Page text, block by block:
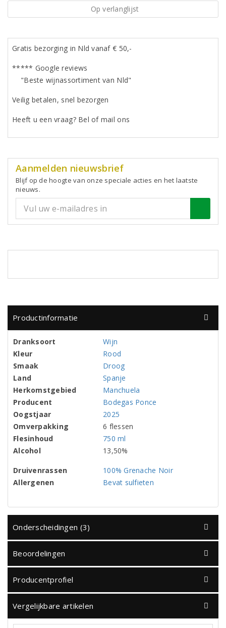
Op verlanglijst
Gratis bezorging in Nld vanaf € 50,-
***** Google reviews
"Beste wijnassortiment van Nld"
Veilig betalen, snel bezorgen
Heeft u een vraag? Bel of mail ons
Aanmelden nieuwsbrief
Blijf op de hoogte van onze speciale acties en het laatste
nieuws.
Productinformatie
Dranksoort
Wijn
Kleur
Rood
Smaak
Droog
Land
Spanje
Herkomstgebied
Manchuela
Producent
Bodegas Ponce
Oogstjaar
2025
Omverpakking
6 flessen
Flesinhoud
750 ml
Alcohol
13,50%
Druivenrassen
100% Grenache Noir
Allergenen
Bevat sulfieten
Onderscheidingen (3)
Beoordelingen
Producentprofiel
Vergelijkbare artikelen